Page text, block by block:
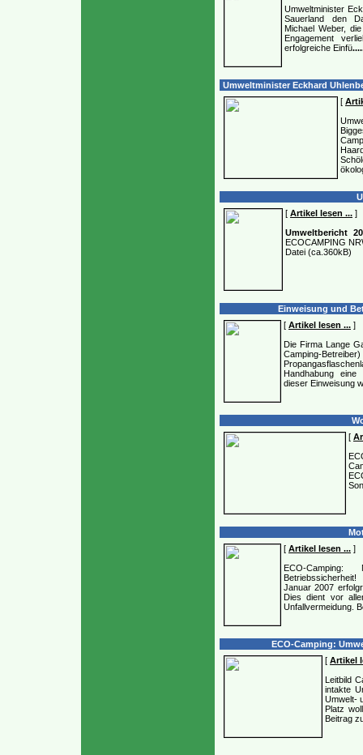
Umweltminister
Sauerland den
Michael Weber,
Engagement
erfolgreiche Einfü
Umweltminister Eckhard
[
[ Artikel lesen ... ]
Umweltbericht
ECOCAMPING
Datei (ca.360kB)
Einweisung und
[ Artikel lesen ... ]
Die Firma Lange
Camping-
Handhabung eine
dieser Einweisung
[
[ Artikel lesen ... ]
ECO-
Januar 2007
Dies dient vor
Unfallvermeidung.
ECO-Camping:
[ Artikel
Leitbild
intakte
Umwelt-
Platz
Beitrag